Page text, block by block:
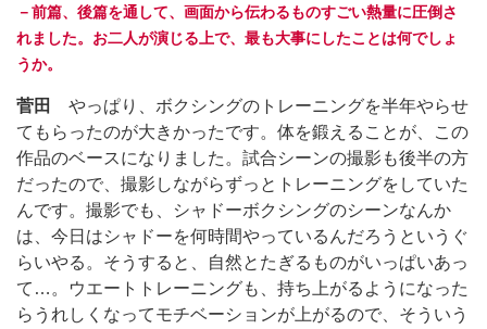
－前篇、後篇を通して、画面から伝わるものすごい熱量に圧倒さ
れました。お二人が演じる上で、最も大事にしたことは何でしょ
うか。
菅田
やっぱり、ボクシングのトレーニングを半年やらせ
てもらったのが大きかったです。体を鍛えることが、この
作品のベースになりました。試合シーンの撮影も後半の方
だったので、撮影しながらずっとトレーニングをしていた
んです。撮影でも、シャドーボクシングのシーンなんか
は、今日はシャドーを何時間やっているんだろうというぐ
らいやる。そうすると、自然とたぎるものがいっぱいあっ
て…。ウエートトレーニングも、持ち上がるようになった
らうれしくなってモチベーションが上がるので、そういう